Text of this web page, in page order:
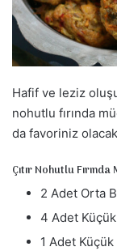
a
g
ö
n
d
e
e
k
Hafif ve leziz
nohutlu fırında
da favoriniz
Çıtır Nohutlu
2 Adet Orta
4 Adet
1 Adet